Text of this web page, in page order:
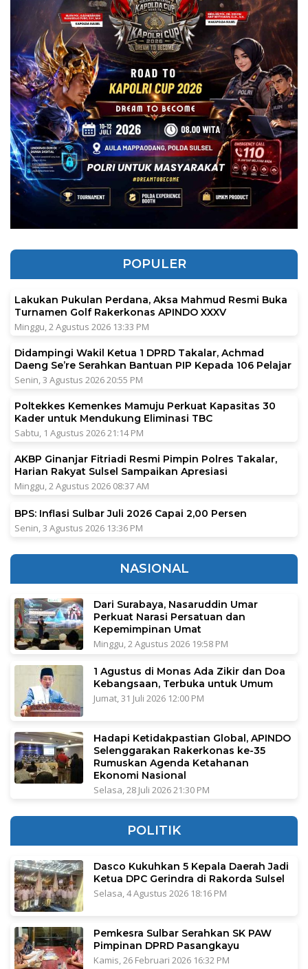
POPULER
Lakukan Pukulan Perdana, Aksa Mahmud Resmi Buka
Turnamen Golf Rakerkonas APINDO XXXV
Minggu, 2 Agustus 2026 13:33 PM
Didampingi Wakil Ketua 1 DPRD Takalar, Achmad
Daeng Se’re Serahkan Bantuan PIP Kepada 106 Pelajar
Senin, 3 Agustus 2026 20:55 PM
Poltekkes Kemenkes Mamuju Perkuat Kapasitas 30
Kader untuk Mendukung Eliminasi TBC
Sabtu, 1 Agustus 2026 21:14 PM
AKBP Ginanjar Fitriadi Resmi Pimpin Polres Takalar,
Harian Rakyat Sulsel Sampaikan Apresiasi
Minggu, 2 Agustus 2026 08:37 AM
BPS: Inflasi Sulbar Juli 2026 Capai 2,00 Persen
Senin, 3 Agustus 2026 13:36 PM
NASIONAL
Dari Surabaya, Nasaruddin Umar
Perkuat Narasi Persatuan dan
Kepemimpinan Umat
Minggu, 2 Agustus 2026 19:58 PM
1 Agustus di Monas Ada Zikir dan Doa
Kebangsaan, Terbuka untuk Umum
Jumat, 31 Juli 2026 12:00 PM
Hadapi Ketidakpastian Global, APINDO
Selenggarakan Rakerkonas ke-35
Rumuskan Agenda Ketahanan
Ekonomi Nasional
Selasa, 28 Juli 2026 21:30 PM
POLITIK
Dasco Kukuhkan 5 Kepala Daerah Jadi
Ketua DPC Gerindra di Rakorda Sulsel
Selasa, 4 Agustus 2026 18:16 PM
Pemkesra Sulbar Serahkan SK PAW
Pimpinan DPRD Pasangkayu
Kamis, 26 Februari 2026 16:32 PM